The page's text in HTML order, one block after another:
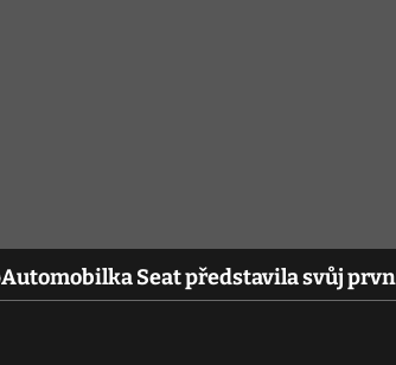
Automobilka Seat představila svůj